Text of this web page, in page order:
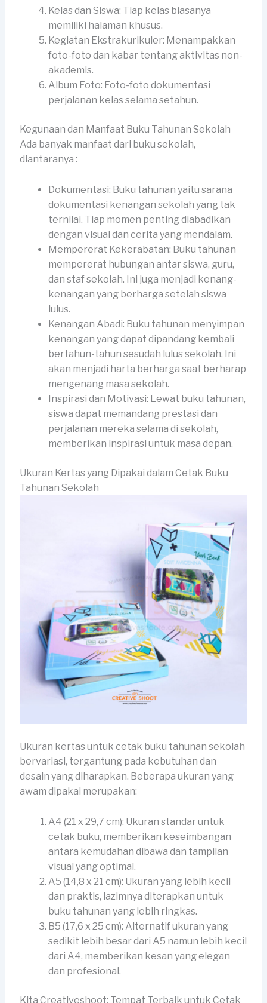
Kelas dan Siswa: Tiap kelas biasanya
memiliki halaman khusus.
Kegiatan Ekstrakurikuler: Menampakkan
foto-foto dan kabar tentang aktivitas non-
akademis.
Album Foto: Foto-foto dokumentasi
perjalanan kelas selama setahun.
Kegunaan dan Manfaat Buku Tahunan Sekolah
Ada banyak manfaat dari buku sekolah,
diantaranya :
Dokumentasi: Buku tahunan yaitu sarana
dokumentasi kenangan sekolah yang tak
ternilai. Tiap momen penting diabadikan
dengan visual dan cerita yang mendalam.
Mempererat Kekerabatan: Buku tahunan
mempererat hubungan antar siswa, guru,
dan staf sekolah. Ini juga menjadi kenang-
kenangan yang berharga setelah siswa
lulus.
Kenangan Abadi: Buku tahunan menyimpan
kenangan yang dapat dipandang kembali
bertahun-tahun sesudah lulus sekolah. Ini
akan menjadi harta berharga saat berharap
mengenang masa sekolah.
Inspirasi dan Motivasi: Lewat buku tahunan,
siswa dapat memandang prestasi dan
perjalanan mereka selama di sekolah,
memberikan inspirasi untuk masa depan.
Ukuran Kertas yang Dipakai dalam Cetak Buku
Tahunan Sekolah
Ukuran kertas untuk cetak buku tahunan sekolah
bervariasi, tergantung pada kebutuhan dan
desain yang diharapkan. Beberapa ukuran yang
awam dipakai merupakan:
A4 (21 x 29,7 cm): Ukuran standar untuk
cetak buku, memberikan keseimbangan
antara kemudahan dibawa dan tampilan
visual yang optimal.
A5 (14,8 x 21 cm): Ukuran yang lebih kecil
dan praktis, lazimnya diterapkan untuk
buku tahunan yang lebih ringkas.
B5 (17,6 x 25 cm): Alternatif ukuran yang
sedikit lebih besar dari A5 namun lebih kecil
dari A4, memberikan kesan yang elegan
dan profesional.
Kita Creativeshoot: Tempat Terbaik untuk Cetak